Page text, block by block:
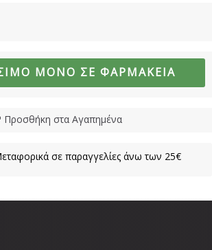
ΜΌΝΟ ΣΕ ΦΑΡΜΑΚΕΊΑ
Προσθήκη στα Αγαπημένα
σε παραγγελίες άνω των 25€